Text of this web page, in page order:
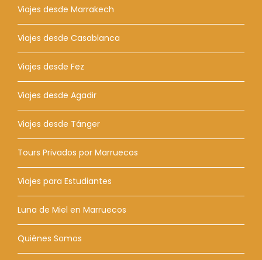
Viajes desde Marrakech
Viajes desde Casablanca
Viajes desde Fez
Viajes desde Agadir
Viajes desde Tánger
Tours Privados por Marruecos
Viajes para Estudiantes
Luna de Miel en Marruecos
Quiénes Somos